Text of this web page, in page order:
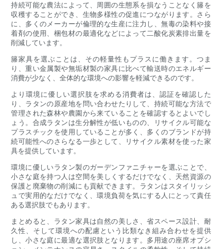
持続可能な農法によって、周囲の生態系を損なうことなく籐を
収穫することができ、生物多様性の促進につながります。さら
に、多くのメーカーが倫理的な生産に注力し、無毒の染料や接
着剤の使用、梱包材の最適化などによって二酸化炭素排出量を
削減しています。
籐家具を選ぶことは、その軽量性もプラスに働きます。つま
り、重い金属製や無垢材製の家具に比べて輸送時のエネルギー
消費が少なく、全体的な環境への影響を軽減できるのです。
より環境に優しい選択肢を求める消費者は、認証を確認した
り、ラタンの原産地を問い合わせたりして、持続可能な方法で
管理された森林や農園から来ていることを確認するとよいでし
ょう。合成ラタンは生分解性が低いものの、リサイクル可能な
プラスチックを使用していることが多く、多くのブランドが持
続可能性へのさらなる一歩として、リサイクル素材を使った家
具を提供しています。
環境に優しいラタン製のガーデンファニチャーを選ぶことで、
小さな庭を持つ人は空間を美しくするだけでなく、天然資源の
保護と廃棄物の削減にも貢献できます。ラタンはスタイリッシ
ュで実用的なだけでなく、環境負荷を気にする人にとって責任
ある選択肢でもあります。
まとめると、ラタン家具は自然の美しさ、省スペース設計、耐
久性、そして環境への配慮という比類なき組み合わせを提供
し、小さな庭に最適な選択肢となります。多用途の座席オプシ